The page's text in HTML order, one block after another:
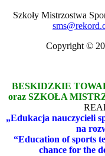
Szkoły Mistrzostwa
Copyright ©
BESKIDZKIE
oraz SZKOŁA
„Edukacja nauczycieli
na
“Education of sports
chance for the